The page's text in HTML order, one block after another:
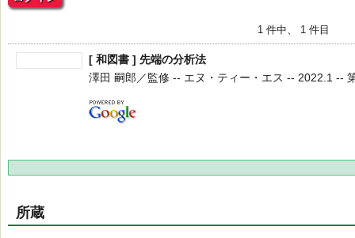
1 件中、 1 件目
[ 和図書 ] 先端の分析法
澤田 嗣郎／監修 -- エヌ・ティー・エス -- 2022.1 --
所蔵